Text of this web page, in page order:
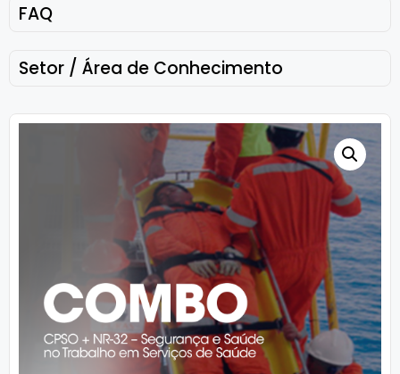
FAQ
Setor / Área de Conhecimento